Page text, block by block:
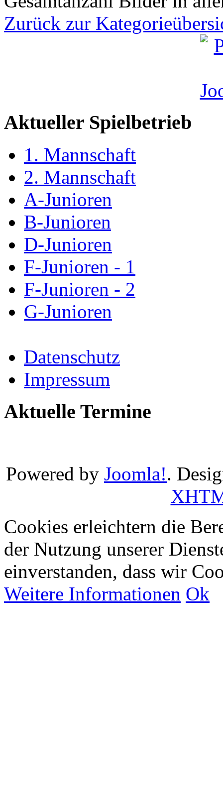
Zurück zur
Aktueller Spielbetrieb
1. Mannschaft
2. Mannschaft
A-Junioren
B-Junioren
D-Junioren
F-Junioren - 1
F-Junioren - 2
G-Junioren
Datenschutz
Impressum
Aktuelle Termine
Powered by Joomla!.
Cookies erleichtern die
der Nutzung unserer
einverstanden, dass wir
Weitere Informationen Ok